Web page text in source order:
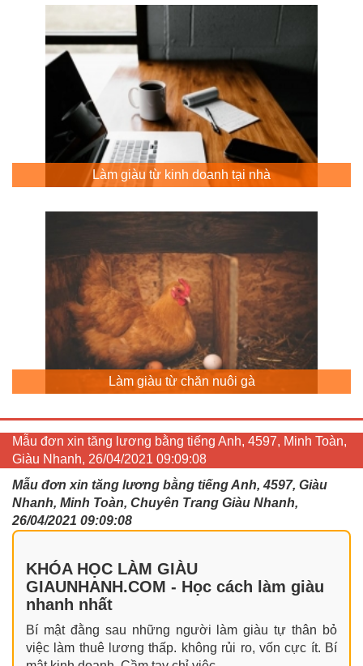
Làm giàu từ kinh doanh tại nhà
Làm giàu từ chăn nuôi gà
Mẫu đơn xin tăng lương bằng tiếng Anh, 4597, Minh Toàn,
Giàu Nhanh, 26/04/2021 09:09:08
Mẫu đơn xin tăng lương bằng tiếng Anh, 4597, Giàu
Nhanh, Minh Toàn, Chuyên Trang Giàu Nhanh,
26/04/2021 09:09:08
KHÓA HỌC LÀM GIÀU
GIAUNHANH.COM - Học cách làm giàu
nhanh nhất
Bí mật đằng sau những người làm giàu tự thân bỏ
việc làm thuê lương thấp. không rủi ro, vốn cực ít. Bí